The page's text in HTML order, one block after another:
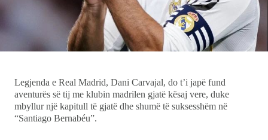
Teknologji
Udhëtime
DuVideo
Legjenda e Real Madrid, Dani Carvajal, do t’i japë fund
aventurës së tij me klubin madrilen gjatë kësaj vere, duke
mbyllur një kapitull të gjatë dhe shumë të suksesshëm në
“Santiago Bernabéu”.